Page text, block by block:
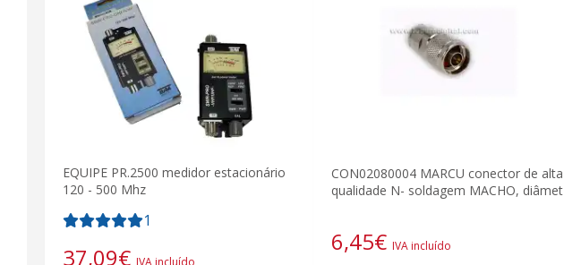
EQUIPE PR.2500 medidor estacionário
120 - 500 Mhz
1
37,09€ IVA incluído
CON02080004 MARCU conector de alta
qualidade N- soldagem MACHO, diâmet
6,45€ IVA incluído